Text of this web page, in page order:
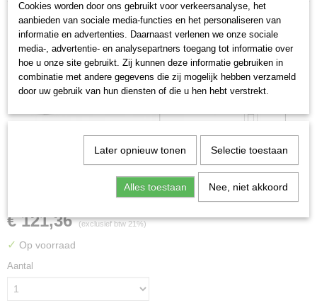
EU-1DF12 T&S Kraan
€ 121,36 (exclusief btw 21%)
✓ Op voorraad
Aantal
Cookies worden door ons gebruikt voor verkeersanalyse, het
aanbieden van sociale media-functies en het personaliseren van
informatie en advertenties. Daarnaast verlenen we onze sociale
media-, advertentie- en analysepartners toegang tot informatie over
hoe u onze site gebruikt. Zij kunnen deze informatie gebruiken in
combinatie met andere gegevens die zij mogelijk hebben verzameld
door uw gebruik van hun diensten of die u hen hebt verstrekt.
Later opnieuw tonen Selectie toestaan
Alles toestaan Nee, niet akkoord